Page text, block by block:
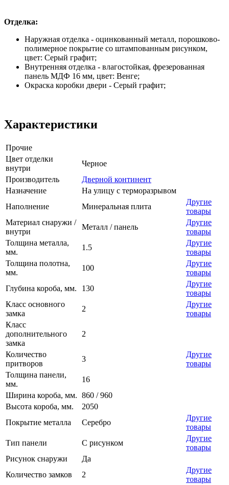
Отделка:
Наружная отделка - оцинкованный металл, порошково-
полимерное покрытие со штампованным рисунком,
цвет: Серый графит;
Внутренняя отделка - влагостойкая, фрезерованная
панель МДФ 16 мм, цвет: Венге;
Окраска коробки двери - Серый графит;
Характеристики
Прочие
Цвет отделки
внутри
Черное
Производитель
Дверной континент
Назначение
На улицу с терморазрывом
Наполнение
Минеральная плита
Другие
товары
Материал снаружи /
внутри
Металл / панель
Другие
товары
Толщина металла,
мм.
1.5
Другие
товары
Толщина полотна,
мм.
100
Другие
товары
Глубина короба, мм.
130
Другие
товары
Класс основного
замка
2
Другие
товары
Класс
дополнительного
замка
2
Количество
притворов
3
Другие
товары
Толщина панели,
мм.
16
Ширина короба, мм. 860 / 960
Высота короба, мм.
2050
Покрытие металла
Серебро
Другие
товары
Тип панели
С рисунком
Другие
товары
Рисунок снаружи
Да
Количество замков
2
Другие
товары